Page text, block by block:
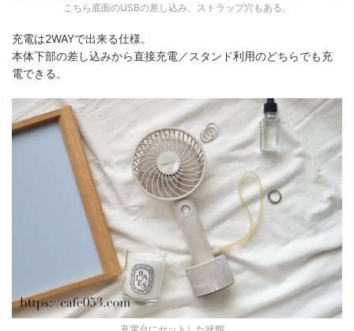
こちら底面のUSBの差し込み。ストラップ穴もある。
充電は2WAYで出来る仕様。
本体下部の差し込みから直接充電／スタンド利用のどちらでも充
電できる。